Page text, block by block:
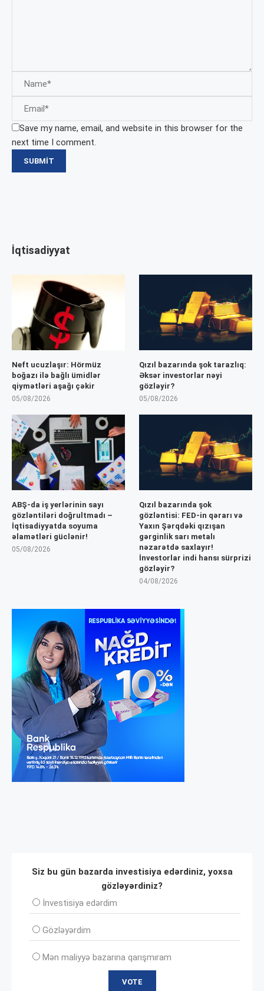
Save my name, email, and website in this browser for the
next time I comment.
İqtisadiyyat
Neft ucuzlaşır: Hörmüz
boğazı ilə bağlı ümidlər
qiymətləri aşağı çəkir
05/08/2026
Qızıl bazarında şok tarazlıq:
Əksər investorlar nəyi
gözləyir?
05/08/2026
ABŞ-da iş yerlərinin sayı
gözləntiləri doğrultmadı –
İqtisadiyyatda soyuma
əlamətləri güclənir!
05/08/2026
Qızıl bazarında şok
gözləntisi: FED-in qərarı və
Yaxın Şərqdəki qızışan
gərginlik sarı metalı
nəzarətdə saxlayır!
İnvestorlar indi hansı sürprizi
gözləyir?
04/08/2026
Siz bu gün bazarda investisiya edərdiniz, yoxsa
gözləyərdiniz?
İnvеstisiya edərdim
Gözləyərdim
Mən maliyyə bazarına qarışmıram